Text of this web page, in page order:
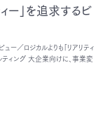
ー」を追求するビ
ー／ロジカルよりも「リアリティ
ティング 大企業向けに、事業変